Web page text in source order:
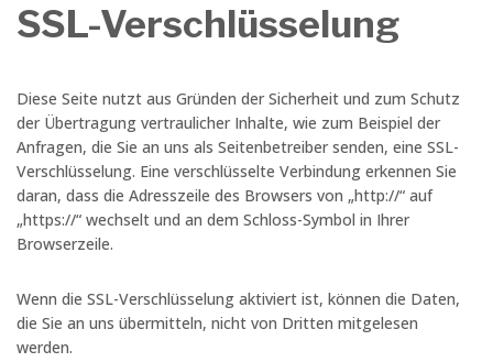
SSL-Verschlüsselung
Diese Seite nutzt aus Gründen der Sicherheit und zum Schutz
der Übertragung vertraulicher Inhalte, wie zum Beispiel der
Anfragen, die Sie an uns als Seitenbetreiber senden, eine SSL-
Verschlüsselung. Eine verschlüsselte Verbindung erkennen Sie
daran, dass die Adresszeile des Browsers von „http://“ auf
„https://“ wechselt und an dem Schloss-Symbol in Ihrer
Browserzeile.
Wenn die SSL-Verschlüsselung aktiviert ist, können die Daten,
die Sie an uns übermitteln, nicht von Dritten mitgelesen
werden.